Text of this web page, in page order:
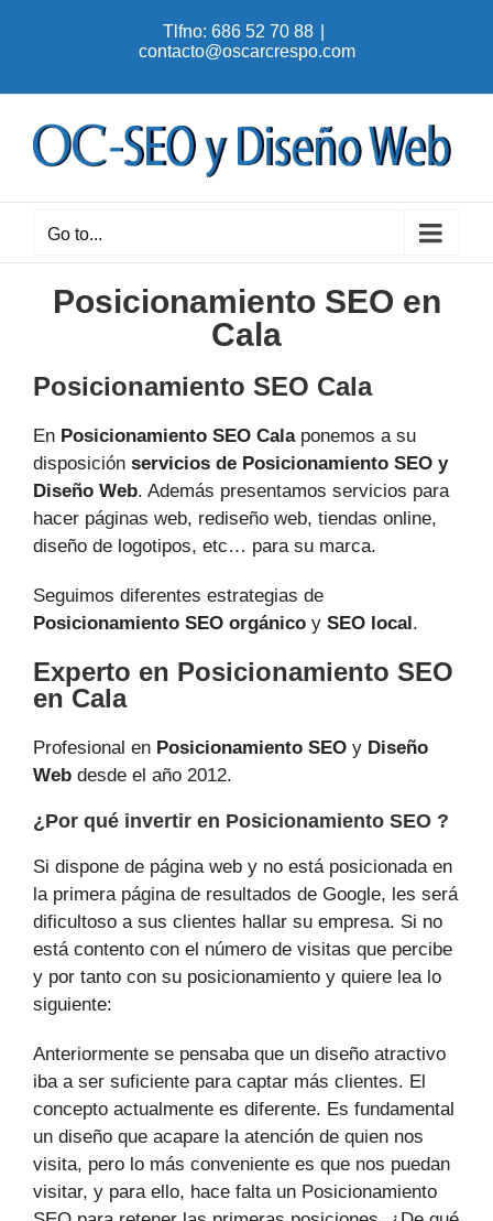
Tlfno: 686 52 70 88
contacto@oscarcrespo.com
Go to...
Posicionamiento SEO en
Cala
Posicionamiento SEO Cala
En Posicionamiento SEO Calaponemos a su
disposición servicios de Posicionamiento SEO y
Diseño Web. Además presentamos servicios para
hacer páginas web, rediseño web, tiendas online,
diseño de logotipos, etc… para su marca.
Seguimos diferentes estrategias de
Posicionamiento SEO orgánico y SEO local .
Experto en Posicionamiento SEO
en Cala
Profesional en Posicionamiento SEO y Diseño
Web desde el año 2012.
¿Por qué invertir en Posicionamiento SEO ?
Si dispone de página web y no está posicionada en
la primera página de resultados de Google, les será
dificultoso a sus clientes hallar su empresa. Si no
está contento con el número de visitas que percibe
y por tanto con su posicionamiento y quiere lea lo
siguiente:
Anteriormente se pensaba que un diseño atractivo
iba a ser suficiente para captar más clientes. El
concepto actualmente es diferente. Es fundamental
un diseño que acapare la atención de quien nos
visita, pero lo más conveniente es que nos puedan
visitar, y para ello, hace falta un Posicionamiento